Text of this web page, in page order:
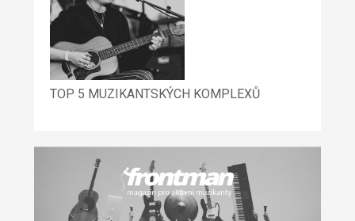
TOP 5 MUZIKANTSKÝCH KOMPLEXŮ